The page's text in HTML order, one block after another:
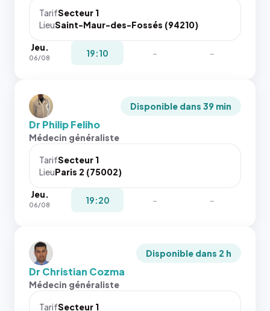
TarifSecteur 1
LieuSaint-Maur-des-Fossés (94210)
Jeu.
06/08 19:10 - -
Disponible dans 39 min
Dr Philip Feliho
Médecin généraliste
TarifSecteur 1
LieuParis 2 (75002)
Jeu.
06/08 19:20 - -
Disponible dans 2 h
Dr Christian Cozma
Médecin généraliste
TarifSecteur 1